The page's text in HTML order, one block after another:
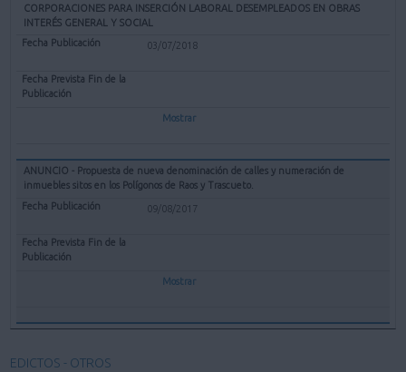
CORPORACIONES PARA INSERCIÓN LABORAL DESEMPLEADOS EN OBRAS
INTERÉS GENERAL Y SOCIAL
03/07/2018
Mostrar
ANUNCIO - Propuesta de nueva denominación de calles y numeración de
inmuebles sitos en los Polígonos de Raos y Trascueto.
09/08/2017
Mostrar
EDICTOS - OTROS